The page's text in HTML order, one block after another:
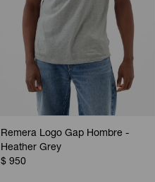
Remera Logo Gap Hombre -
Heather Grey
$ 950